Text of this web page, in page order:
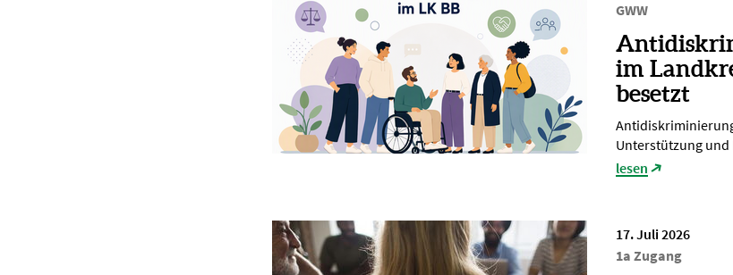
GWW
im
besetzt
Unterstützung und
lesen
17. Juli 2026
1a Zugang